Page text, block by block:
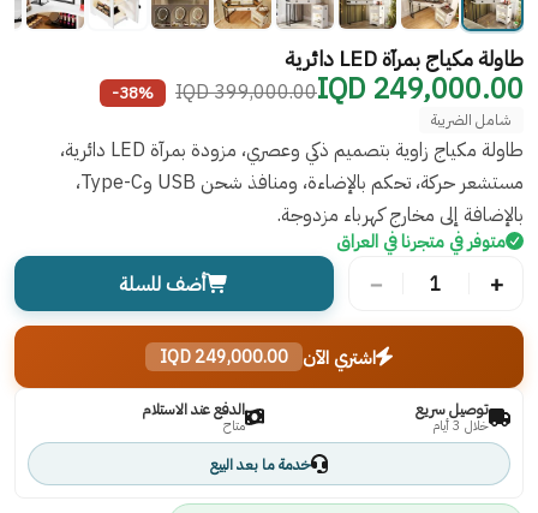
طاولة مكياج بمرآة LED دائرية
249,000.00 IQD
399,000.00 IQD
-38%
شامل الضريبة
طاولة مكياج زاوية بتصميم ذكي وعصري، مزودة بمرآة LED دائرية،
مستشعر حركة، تحكم بالإضاءة، ومنافذ شحن USB وType-C،
بالإضافة إلى مخارج كهرباء مزدوجة.
متوفر في متجرنا في العراق
+
1
− أضف للسلة
اشتري الآن 249,000.00 IQD
توصيل سريع
خلال 3 أيام
الدفع عند الاستلام
متاح
خدمة ما بعد البيع